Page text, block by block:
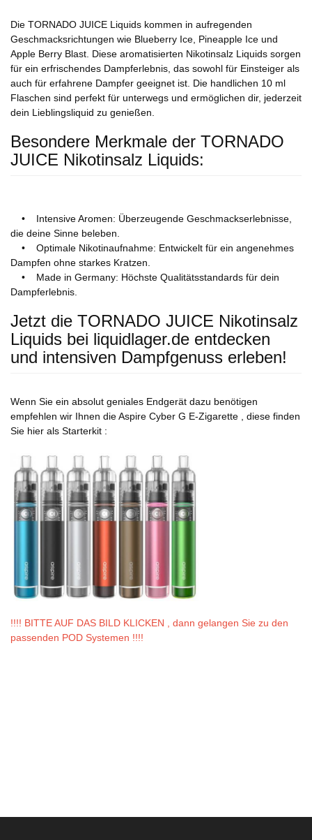
Die TORNADO JUICE Liquids kommen in aufregenden
Geschmacksrichtungen wie Blueberry Ice, Pineapple Ice und
Apple Berry Blast. Diese aromatisierten Nikotinsalz Liquids sorgen
für ein erfrischendes Dampferlebnis, das sowohl für Einsteiger als
auch für erfahrene Dampfer geeignet ist. Die handlichen 10 ml
Flaschen sind perfekt für unterwegs und ermöglichen dir, jederzeit
dein Lieblingsliquid zu genießen.
Besondere Merkmale der TORNADO
JUICE Nikotinsalz Liquids:
• Intensive Aromen: Überzeugende Geschmackserlebnisse,
die deine Sinne beleben.
• Optimale Nikotinaufnahme: Entwickelt für ein angenehmes
Dampfen ohne starkes Kratzen.
• Made in Germany: Höchste Qualitätsstandards für dein
Dampferlebnis.
Jetzt die TORNADO JUICE Nikotinsalz
Liquids bei liquidlager.de entdecken
und intensiven Dampfgenuss erleben!
Wenn Sie ein absolut geniales Endgerät dazu benötigen
empfehlen wir Ihnen die Aspire Cyber G E-Zigarette , diese finden
Sie hier als Starterkit :
!!!! BITTE AUF DAS BILD KLICKEN , dann gelangen Sie zu den
passenden POD Systemen !!!!